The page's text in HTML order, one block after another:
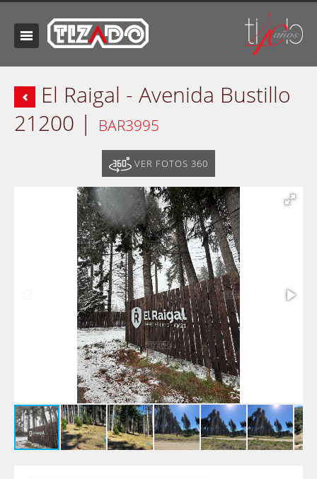
El Raigal - Avenida Bustillo
21200 |
BAR3995
VER FOTOS 360